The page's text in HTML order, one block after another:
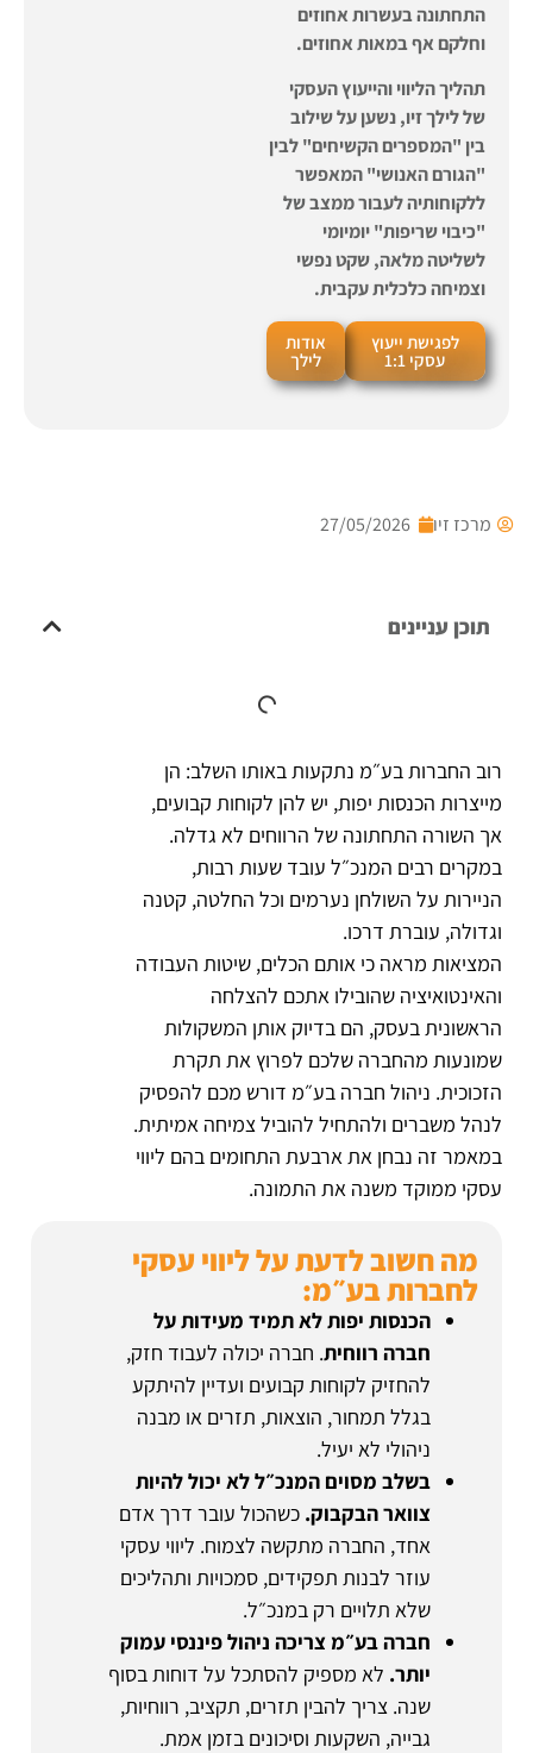
התחתונה בעשרות אחוזים
וחלקם אף במאות אחוזים.
תהליך הליווי והייעוץ העסקי
של לילך זיו, נשען על שילוב
בין "המספרים הקשיחים" לבין
"הגורם האנושי" המאפשר
ללקוחותיה לעבור ממצב של
"כיבוי שריפות" יומיומי
לשליטה מלאה, שקט נפשי
וצמיחה כלכלית עקבית.
לפגישת ייעוץ
עסקי 1:1
אודות
לילך
מרכז זיו 27/05/2026
תוכן עניינים
רוב החברות בע״מ נתקעות באותו השלב: הן
מייצרות הכנסות יפות, יש להן לקוחות קבועים,
אך השורה התחתונה של הרווחים לא גדלה.
במקרים רבים המנכ״ל עובד שעות רבות,
הניירות על השולחן נערמים וכל החלטה, קטנה
וגדולה, עוברת דרכו.
המציאות מראה כי אותם הכלים, שיטות העבודה
והאינטואיציה שהובילו אתכם להצלחה
הראשונית בעסק, הם בדיוק אותן המשקולות
שמונעות מהחברה שלכם לפרוץ את תקרת
הזכוכית. ניהול חברה בע״מ דורש מכם להפסיק
לנהל משברים ולהתחיל להוביל צמיחה אמיתית.
במאמר זה נבחן את ארבעת התחומים בהם ליווי
עסקי ממוקד משנה את התמונה.
מה חשוב לדעת על ליווי עסקי
לחברות בע״מ:
הכנסות יפות לא תמיד מעידות על
חברה רווחית. חברה יכולה לעבוד חזק,
להחזיק לקוחות קבועים ועדיין להיתקע
בגלל תמחור, הוצאות, תזרים או מבנה
ניהולי לא יעיל.
בשלב מסוים המנכ״ל לא יכול להיות
צוואר הבקבוק. כשהכול עובר דרך אדם
אחד, החברה מתקשה לצמוח. ליווי עסקי
עוזר לבנות תפקידים, סמכויות ותהליכים
שלא תלויים רק במנכ״ל.
חברה בע״מ צריכה ניהול פיננסי עמוק
יותר. לא מספיק להסתכל על דוחות בסוף
שנה. צריך להבין תזרים, תקציב, רווחיות,
גבייה, השקעות וסיכונים בזמן אמת.